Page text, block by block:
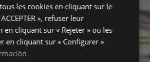
les cookies en cliquant sur le
», refuser leur
en cliquant sur « Rejeter » ou les
en cliquant sur « Configurer »